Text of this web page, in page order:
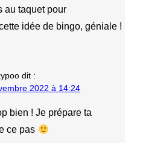
au taquet pour
idée de bingo, géniale !
dit :
2022 à 14:24
bien ! Je prépare ta
ce pas